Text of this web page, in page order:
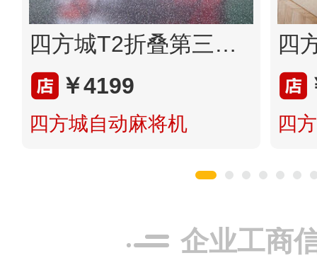
四方城T2折叠第三代麻将机全自动家用两用过山车电动低音麻将桌
￥4199
四方城自动麻将机 四
企业工商